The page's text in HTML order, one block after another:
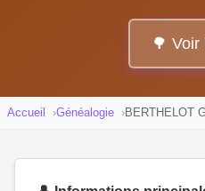
🌳
Accueil Généalogie BERTHELOT